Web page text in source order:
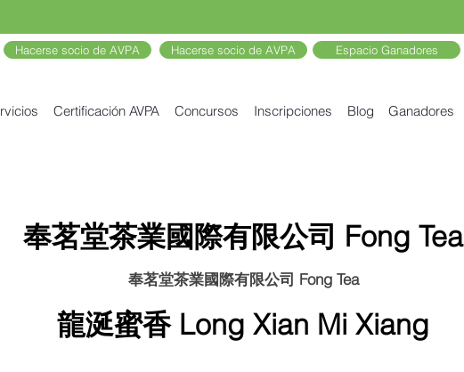
Hacerse socio de AVPA Hacerse socio de AVPA Espacio Ganadores
Certificación AVPA Concursos Inscripciones Blog Ganadores
奉茗堂茶業國際有限公司 Fong Tea
奉茗堂茶業國際有限公司 Fong Tea
龍涎蜜香 Long Xian Mi Xiang